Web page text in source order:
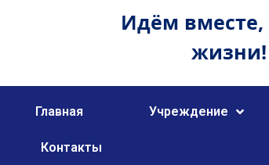
Идём вместе,
жизни!
Главная Учреждение
Контакты